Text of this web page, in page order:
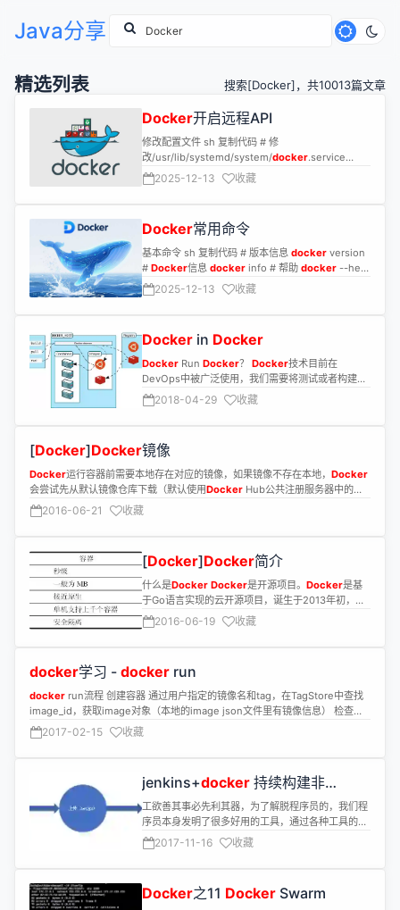
Java分享
精选列表 搜索[Docker]，共10013篇文章
Docker开启远程API
修改配置文件 sh 复制代码 # 修
改/usr/lib/systemd/system/docker.service
或/etc/systemd/system/
ExecStart
2025-12-13 收藏
Docker常用命令
基本命令 sh 复制代码 # 版本信息 docker version
# Docker信息 docker info # 帮助 docker --help
镜像命令 sh 复制代码 # 列出本地主机上的镜像
2025-12-13 收藏
Docker in Docker
Docker Run Docker？ Docker技术目前在
DevOps中被广泛使用，我们需要将测试或者构建的
代码和自动化脚本打包成Docker
各运行环境中。
2018-04-29 收藏
[Docker]Docker镜像
Docker运行容器前需要本地存在对应的镜像，如果镜像不存在本地， Docker
会尝试先从默认镜像仓库下载（默认使用Docker Hub公共注册服务器中的仓
库），用户也可以通过配置，使用自定义的镜像仓库。
2016-06-21 收藏
[Docker]Docker简介
什么是Docker Docker是开源项目。 Docker是基
于Go语言实现的云开源项目，诞生于2013年初，最
初发起者是dotCloud公司。
2016-06-19 收藏
docker学习 - docker run
docker run流程 创建容器 通过用户指定的镜像名和tag，在TagStore中查找
image_id，获取image对象（本地的image json文件里有镜像信息） 检查镜
像layer数（不超过
2017-02-15 收藏
jenkins+docker 持续构建非
dockerindocker
工欲善其事必先利其器，为了解脱程序员的，我们程
序员本身发明了很多好用的工具，通过各种工具的组
合来达到我们想要的结果 本文采用jenkins
svn maven作为相关工具，项目spring
2017-11-16 收藏
Docker之11 Docker Swarm